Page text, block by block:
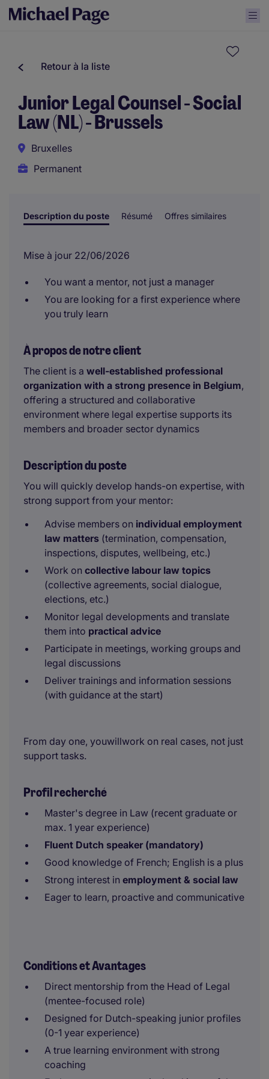
Retour à la liste
Junior Legal Counsel - Social
Law (NL) - Brussels
Bruxelles
Permanent
Description du poste Résumé Offres similaires
Mise à jour 22/06/2026
You want a mentor, not just a manager
You are looking for a first experience where
you truly learn
À propos de notre client
The client is a well-established professional
organization with a strong presence in Belgium,
offering a structured and collaborative
environment where legal expertise supports its
members and broader sector dynamics
Description du poste
You will quickly develop hands-on expertise, with
strong support from your mentor:
Advise members on individual employment
law matters (termination, compensation,
inspections, disputes, wellbeing, etc.)
Work on collective labour law topics
(collective agreements, social dialogue,
elections, etc.)
Monitor legal developments and translate
them into practical advice
Participate in meetings, working groups and
legal discussions
Deliver trainings and information sessions
(with guidance at the start)
From day one, youwillwork on real cases, not just
support tasks.
Profil recherché
Master's degree in Law (recent graduate or
max. 1 year experience)
Fluent Dutch speaker (mandatory)
Good knowledge of French; English is a plus
Strong interest in employment & social law
Eager to learn, proactive and communicative
Conditions et Avantages
Direct mentorship from the Head of Legal
(mentee-focused role)
Designed for Dutch-speaking junior profiles
(0-1 year experience)
A true learning environment with strong
coaching